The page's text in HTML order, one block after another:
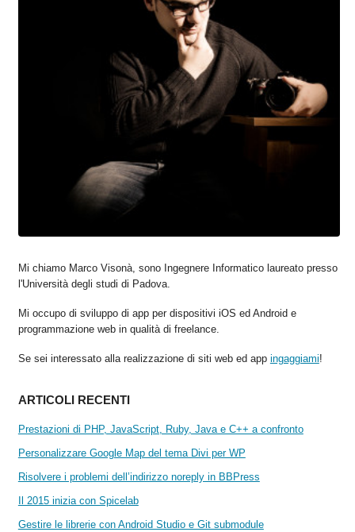
Mi chiamo Marco Visonà, sono Ingegnere Informatico laureato presso
l'Università degli studi di Padova.
Mi occupo di sviluppo di app per dispositivi iOS ed Android e
programmazione web in qualità di freelance.
Se sei interessato alla realizzazione di siti web ed app ingaggiami!
ARTICOLI RECENTI
Prestazioni di PHP, JavaScript, Ruby, Java e C++ a confronto
Personalizzare Google Map del tema Divi per WP
Risolvere i problemi dell’indirizzo noreply in BBPress
Il 2015 inizia con Spicelab
Gestire le librerie con Android Studio e Git submodule